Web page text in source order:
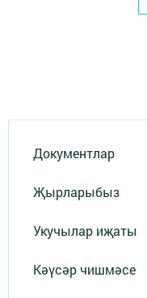
Документлар
Җырларыбыз
Укучылар иҗаты
Кәүсәр чишмәсе